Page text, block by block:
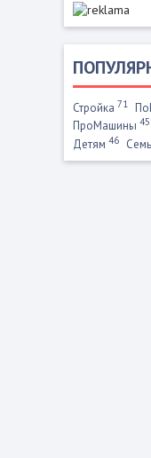
Стройка 71
ПроМашины 45
Детям 46